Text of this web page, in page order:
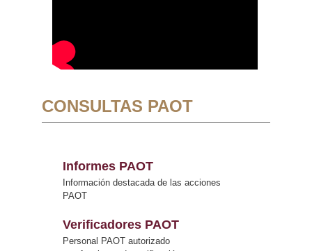
CONSULTAS PAOT
Informes PAOT
Información destacada de las acciones
PAOT
Verificadores PAOT
Personal PAOT autorizado